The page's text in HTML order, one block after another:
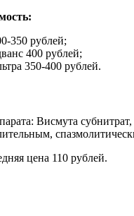
350 рублей;
400 рублей;
350-400 рублей.
Висмута
цена 110 рублей.